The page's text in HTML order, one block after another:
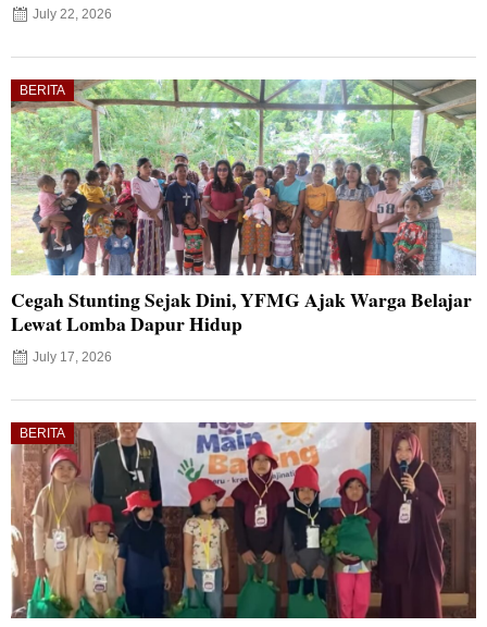
July 22, 2026
BERITA
Cegah Stunting Sejak Dini, YFMG Ajak Warga Belajar
Lewat Lomba Dapur Hidup
July 17, 2026
BERITA